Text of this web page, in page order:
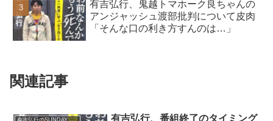
有吉弘行、鬼越トマホーク良ちゃんの
アンジャッシュ渡部批判について皮肉
「そんな口の利き方すんのは…」
関連記事
有吉弘行のSUNDAY NIGHT DREAMER
有吉弘行、番組終了のタイミング